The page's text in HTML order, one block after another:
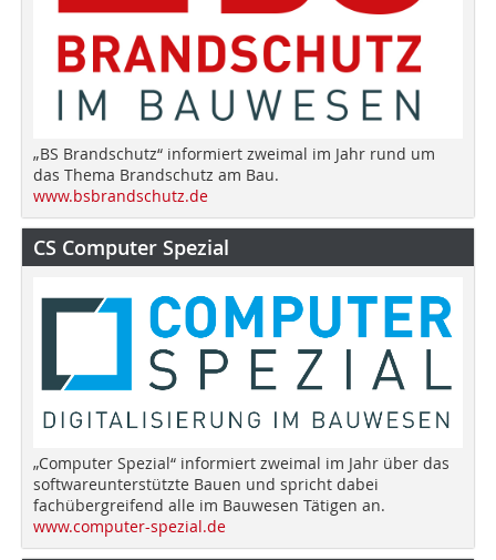
„BS Brandschutz“ informiert zweimal im Jahr rund um
das Thema Brandschutz am Bau.
www.bsbrandschutz.de
CS Computer Spezial
„Computer Spezial“ informiert zweimal im Jahr über das
softwareunterstützte Bauen und spricht dabei
fachübergreifend alle im Bauwesen Tätigen an.
www.computer-spezial.de